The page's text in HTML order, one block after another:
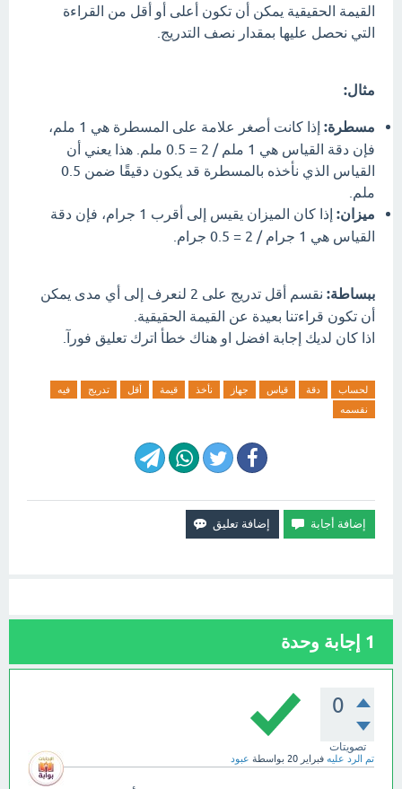
القيمة الحقيقية يمكن أن تكون أعلى أو أقل من القراءة
التي نحصل عليها بمقدار نصف التدريج.
مثال:
مسطرة:
إذا كانت أصغر علامة على المسطرة هي 1 ملم،
فإن دقة القياس هي 1 ملم / 2 = 0.5 ملم. هذا يعني أن
القياس الذي نأخذه بالمسطرة قد يكون دقيقًا ضمن 0.5
ملم.
ميزان:
إذا كان الميزان يقيس إلى أقرب 1 جرام، فإن دقة
القياس هي 1 جرام / 2 = 0.5 جرام.
ببساطة:
نقسم أقل تدريج على 2 لنعرف إلى أي مدى يمكن
أن تكون قراءتنا بعيدة عن القيمة الحقيقية.
اذا كان لديك إجابة افضل او هناك خطأ اترك تعليق فورآ.
لحساب دقة قياس جهاز نأخذ قيمة أقل تدريج
فيه
نقسمه
1 إجابة وحدة
0
تصويتات
تم الرد عليه فبراير 20 بواسطة عبود